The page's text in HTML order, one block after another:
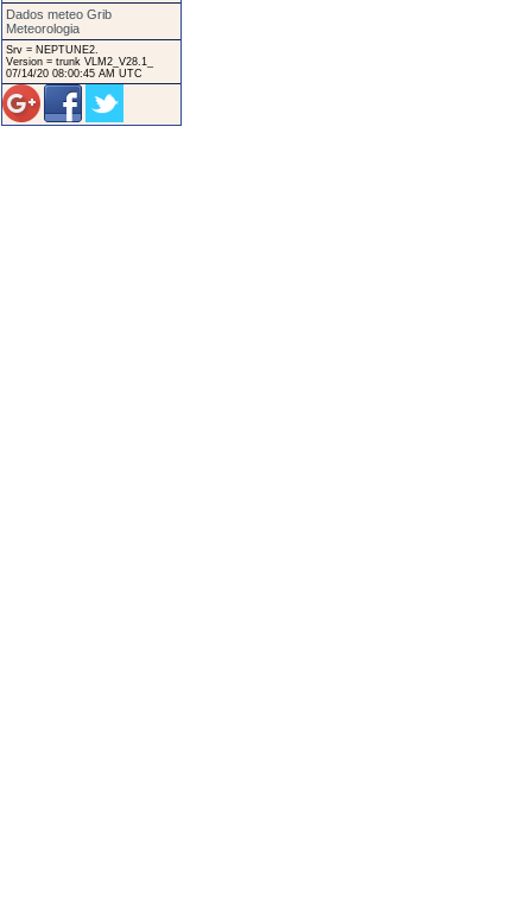
Dados meteo Grib
Meteorologia
Srv = NEPTUNE2.
Version = trunk VLM2_V28.1_
07/14/20 08:00:45 AM UTC